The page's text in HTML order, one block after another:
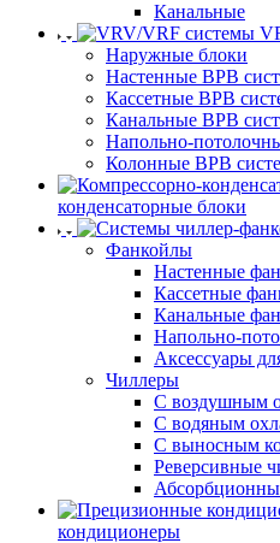
Канальные
Наружные блоки
Настенные ВРВ
Кассетные ВРВ
Канальные ВРВ
Напольно-
Колонные ВРВ
конденсаторные блоки
Фанкойлы
Настенные
Кассетные
Канальные
Напольно-
Аксессуары
Чиллеры
С воздушным
С водяным
С выносным
Реверсивные
кондиционеры